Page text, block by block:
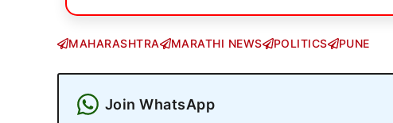
MAHARASHTRA MARATHI NEWS POLITICS PUNE
Join WhatsApp